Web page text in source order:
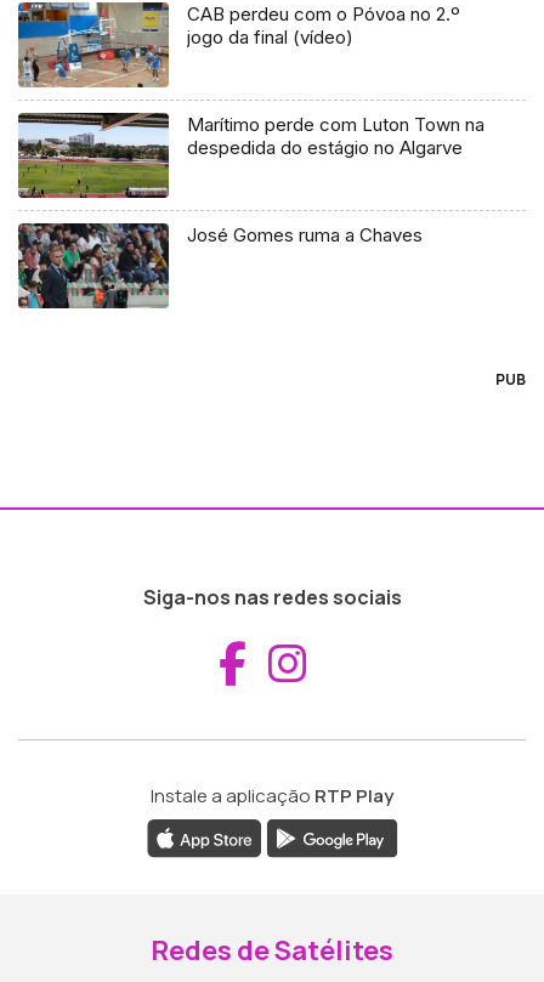
CAB perdeu com o Póvoa no 2.º
jogo da final (vídeo)
Marítimo perde com Luton Town na
despedida do estágio no Algarve
José Gomes ruma a Chaves
PUB
Siga-nos nas redes sociais
Aceder ao
Instale a aplicação RTP Play
Redes de Satélites